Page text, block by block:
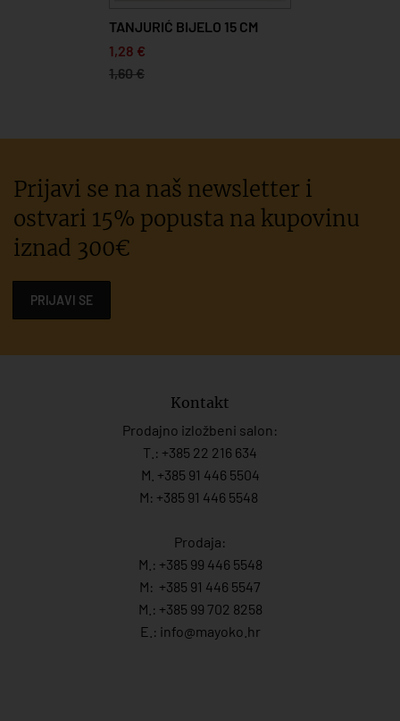
TANJURIĆ BIJELO 15 CM
1,28 €
1,60 €
Prijavi se na naš newsletter i
ostvari 15% popusta na kupovinu
iznad 300€
PRIJAVI SE
Kontakt
Prodajno izložbeni salon:
T.: +385 22 216 634
M. +385 91 446 5504
M: +385 91 446 5548
Prodaja:
M.: +385 99 446 5548
M: +385 91 446 5547
M.: +385 99 702 8258
E.: info@mayoko. hr